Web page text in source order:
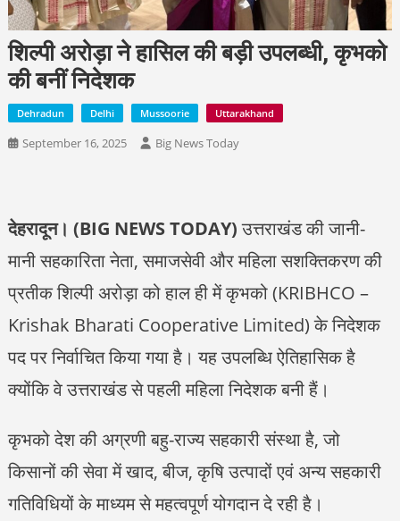
शिल्पी अरोड़ा ने हासिल की बड़ी उपलब्धी, कृभको
की बनीं निदेशक
Dehradun Delhi Mussoorie Uttarakhand
September 16, 2025 Big News Today
देहरादून। (BIG NEWS TODAY)उत्तराखंड की जानी-
मानी सहकारिता नेता, समाजसेवी और महिला सशक्तिकरण की
प्रतीक शिल्पी अरोड़ा को हाल ही में कृभको (KRIBHCO –
Krishak Bharati Cooperative Limited) के निदेशक
पद पर निर्वाचित किया गया है। यह उपलब्धि ऐतिहासिक है
क्योंकि वे उत्तराखंड से पहली महिला निदेशक बनी हैं।
कृभको देश की अग्रणी बहु-राज्य सहकारी संस्था है, जो
किसानों की सेवा में खाद, बीज, कृषि उत्पादों एवं अन्य सहकारी
गतिविधियों के माध्यम से महत्वपूर्ण योगदान दे रही है।